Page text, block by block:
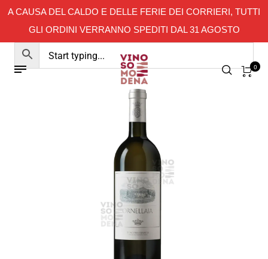
A CAUSA DEL CALDO E DELLE FERIE DEI CORRIERI, TUTTI
GLI ORDINI VERRANNO SPEDITI DAL 31 AGOSTO
0